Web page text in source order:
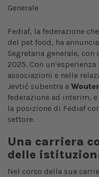
Fediaf, la federazione
del pet food, ha
Segretaria generale, con
2025. Con
associazioni e nelle
Jevtić subentra a
federazione ad interim,
la posizione di Fediaf
settore.
Una carriera
delle
Nel corso della sua